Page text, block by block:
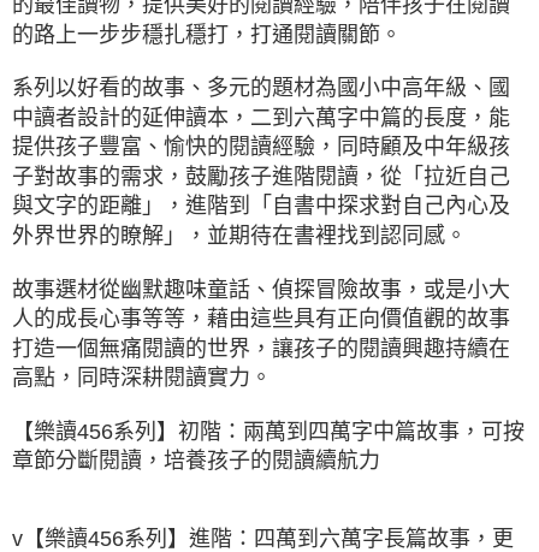
的路上一步步穩扎穩打，打通閱讀關節。
系列以好看的故事、多元的題材為國小中高年級、國
中讀者設計的延伸讀本，二到六萬字中篇的長度，能
提供孩子豐富、愉快的閱讀經驗，同時顧及中年級孩
子對故事的需求，鼓勵孩子進階閱讀，從「拉近自己
與文字的距離」，進階到「自書中探求對自己內心及
外界世界的瞭解」，並期待在書裡找到認同感。
故事選材從幽默趣味童話、偵探冒險故事，或是小大
人的成長心事等等，藉由這些具有正向價值觀的故事
打造一個無痛閱讀的世界，讓孩子的閱讀興趣持續在
高點，同時深耕閱讀實力。
【樂讀456系列】初階：兩萬到四萬字中篇故事，可按
章節分斷閱讀，培養孩子的閱讀續航力
v【樂讀456系列】進階：四萬到六萬字長篇故事，更